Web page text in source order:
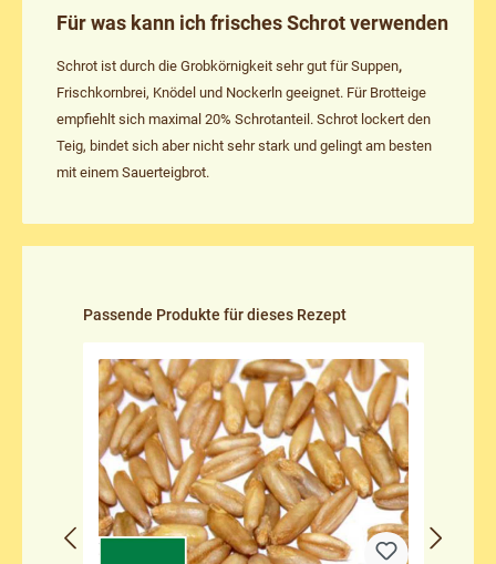
Für was kann ich frisches Schrot verwenden
Schrot ist durch die Grobkörnigkeit sehr gut fürSuppen,
Frischkornbrei, Knödel und Nockerln geeignet. Für Brotteige
empfiehlt sich maximal 20% Schrotanteil. Schrot lockert den
Teig, bindet sich aber nicht sehr stark und gelingt am besten
mit einem Sauerteigbrot.
Produktgalerie überspringen
Passende Produkte für dieses Rezept